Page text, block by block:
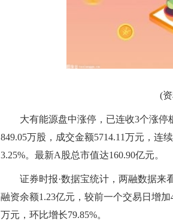
(
大有能源盘中涨停，已连收3个涨停
849.05万股，成交金额5714.11万元，连
3.25%。最新A股总市值达160.90亿元。
证券时报·数据宝统计，两融数据来
融资余额1.23亿元，较前一个交易日增加
万元，环比增长79.85%。